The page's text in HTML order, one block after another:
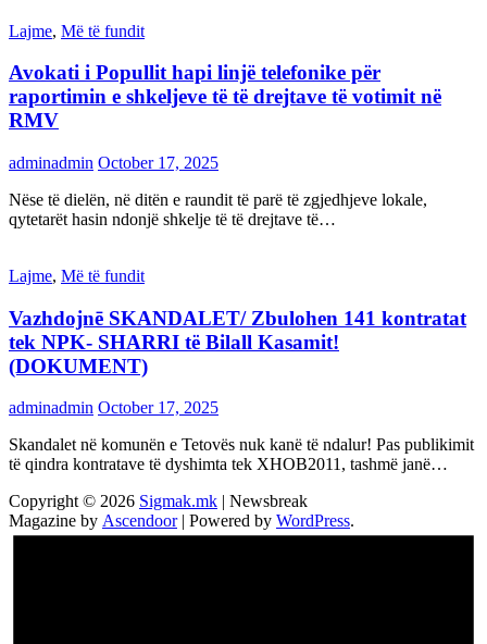
Lajme, Më të fundit
Avokati i Popullit hapi linjë telefonike për
raportimin e shkeljeve të të drejtave të votimit në
RMV
adminadmin October 17, 2025
Nëse të dielën, në ditën e raundit të parë të zgjedhjeve lokale,
qytetarët hasin ndonjë shkelje të të drejtave të…
Lajme, Më të fundit
Vazhdojnē SKANDALET/ Zbulohen 141 kontratat
tek NPK- SHARRI të Bilall Kasamit!
(DOKUMENT)
adminadmin October 17, 2025
Skandalet në komunën e Tetovës nuk kanë të ndalur! Pas publikimit
të qindra kontratave të dyshimta tek XHOB2011, tashmë janë…
Copyright © 2026 Sigmak.mk | Newsbreak
Magazine by Ascendoor| Powered by WordPress.